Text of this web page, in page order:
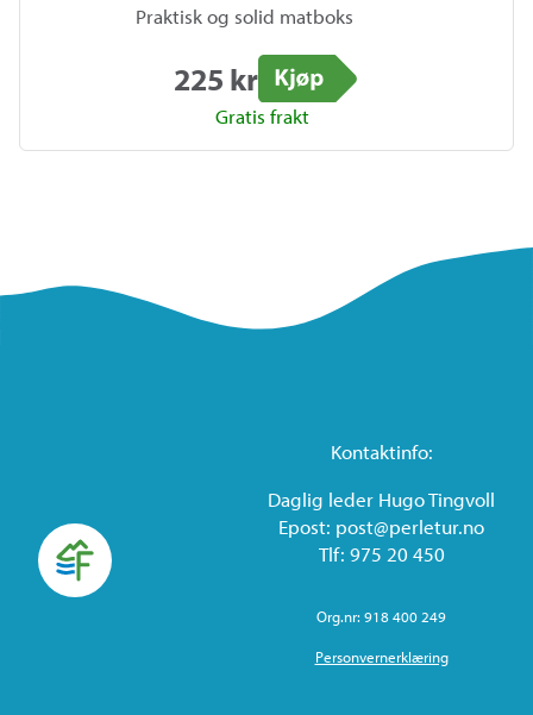
Praktisk og solid matboks
225 kr
Kjøp
Gratis frakt
Kontaktinfo:
Daglig leder Hugo Tingvoll
Epost: post@perletur.no
Tlf: 975 20 450
Org.nr: 918 400 249
Personvernerklæring